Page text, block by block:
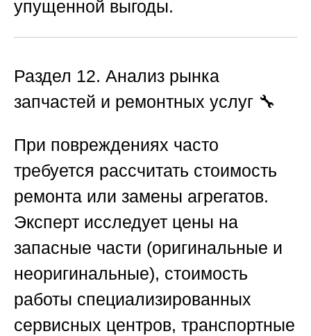
упущенной выгоды.
Раздел 12. Анализ рынка
запчастей и ремонтных услуг 🔧
При повреждениях часто
требуется рассчитать стоимость
ремонта или замены агрегатов.
Эксперт исследует цены на
запасные части (оригинальные и
неоригинальные), стоимость
работы специализированных
сервисных центров, транспортные